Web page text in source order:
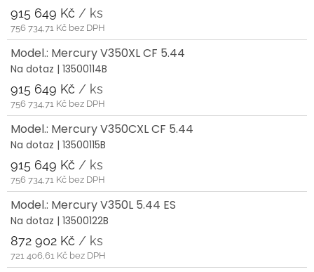
915 649 Kč / ks
756 734,71 Kč bez DPH
Model.: Mercury V350XL CF 5.44
Na dotaz | 13500114B
915 649 Kč / ks
756 734,71 Kč bez DPH
Model.: Mercury V350CXL CF 5.44
Na dotaz | 13500115B
915 649 Kč / ks
756 734,71 Kč bez DPH
Model.: Mercury V350L 5.44 ES
Na dotaz | 13500122B
872 902 Kč / ks
721 406,61 Kč bez DPH